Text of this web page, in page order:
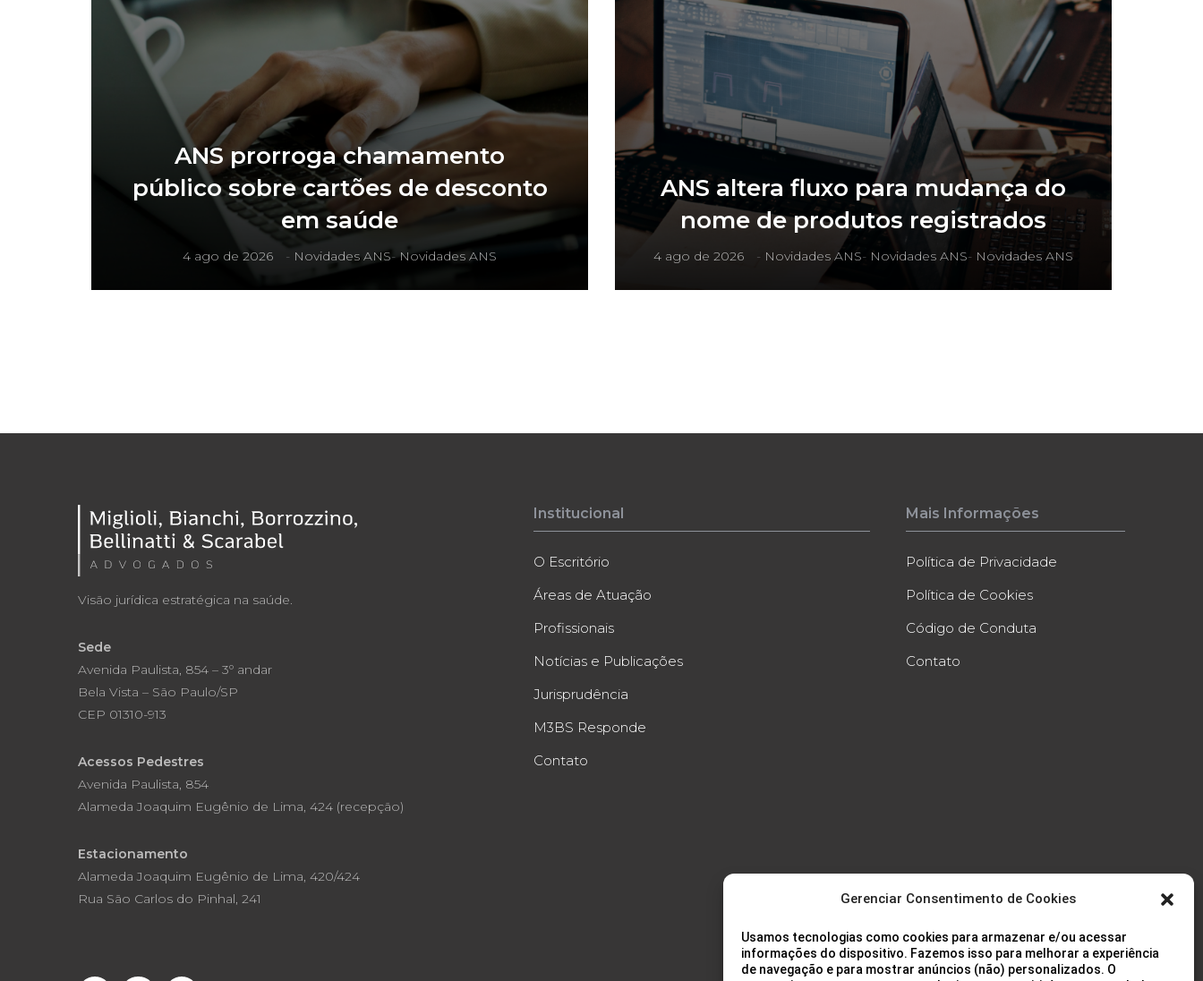
Gerenciar Consentimento de Cookies
Usamos tecnologias como cookies para armazenar e/ou acessar
informações do dispositivo. Fazemos isso para melhorar a experiência
de navegação e para mostrar anúncios (não) personalizados. O
ANS prorroga chamamento
público sobre cartões de desconto
em saúde
4 ago de 2026 - Novidades ANS-Novidades ANS
ANS altera fluxo para mudança do
nome de produtos registrados
4 ago de 2026 - Novidades ANS- Novidades ANS- Novidades ANS
Visão jurídica estratégica na saúde.
Sede
Avenida Paulista, 854 – 3º andar
Bela Vista – São Paulo/SP
CEP 01310-913
Acessos Pedestres
Avenida Paulista, 854
Alameda Joaquim Eugênio de Lima, 424 (recepção)
Estacionamento
Alameda Joaquim Eugênio de Lima, 420/424
Rua São Carlos do Pinhal, 241
Institucional
O Escritório
Áreas de Atuação
Profissionais
Notícias e Publicações
Jurisprudência
M3BS Responde
Contato
Mais Informações
Política de Privacidade
Política de Cookies
Código de Conduta
Contato